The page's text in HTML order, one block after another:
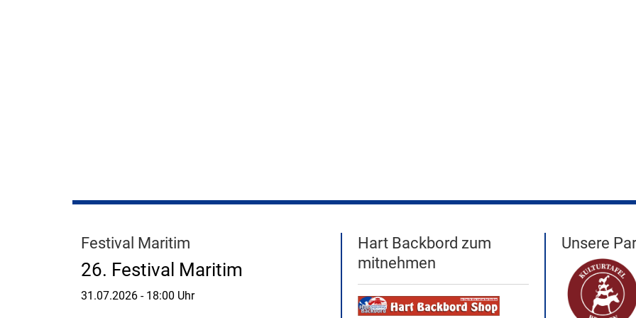
Festival Maritim
26. Festival Maritim
31.07.2026 - 18:00 Uhr
Hart Backbord zum
mitnehmen
Unsere